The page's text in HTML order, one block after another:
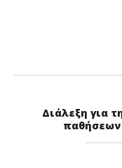
Διάλεξη για
παθήσεων